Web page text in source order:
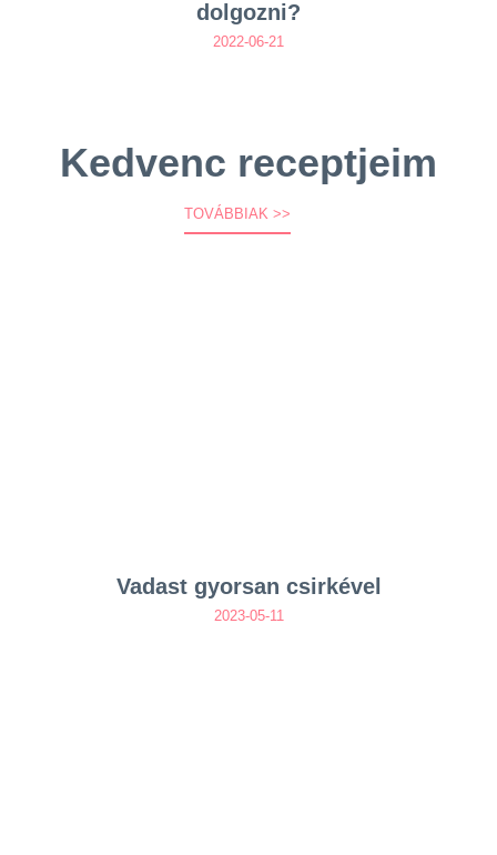
dolgozni?
2022-06-21
Kedvenc receptjeim
TOVÁBBIAK >>
Vadast gyorsan csirkével
2023-05-11